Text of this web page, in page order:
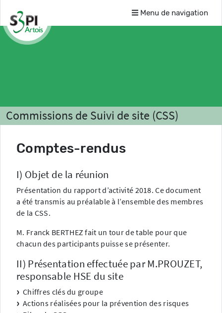
Menu de navigation
Commissions de Suivi de site (CSS)
SENITA LOGISTICS (ex De SANGOSSE)
Comptes-rendus
I) Objet de la réunion
Présentation du rapport d’activité 2018. Ce document
a été transmis au préalable à l’ensemble des membres
de la CSS.
M. Franck BERTHEZ fait un tour de table pour que
chacun des participants puisse se présenter.
II) Présentation effectuée par M.PROUZET,
responsable HSE du site
Chiffres clés du groupe
Actions réalisées pour la prévention des risques